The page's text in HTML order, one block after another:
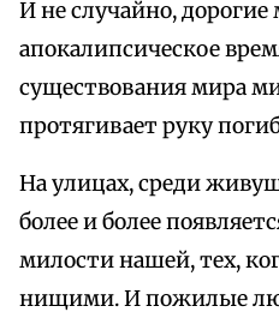
И не случайно,
апокалипсическое
существования мира
протягивает руку
На улицах, среди
более и более
милости нашей, тех,
нищими. И пожилые